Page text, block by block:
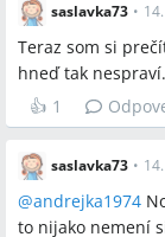
saslavka73 •
Teraz som si
hneď tak nespraví.
👍 1
saslavka73 •
@andrejka1974
to nijako nemení